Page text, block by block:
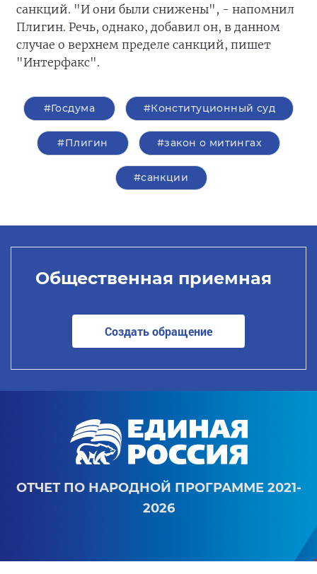
санкций. "И они были снижены", - напомнил
Плигин. Речь, однако, добавил он, в данном
случае о верхнем пределе санкций, пишет
"Интерфакс".
#Госдума #Конституционный суд
#Плигин #закон о митингах
#санкции
Общественная приемная
Создать обращение
ОТЧЕТ ПО НАРОДНОЙ ПРОГРАММЕ 2021-
2026